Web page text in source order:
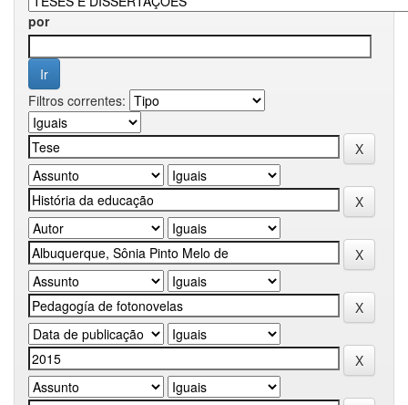
por
Filtros correntes: